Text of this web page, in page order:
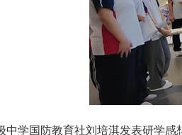
中学国防教育社刘培淇发表研学